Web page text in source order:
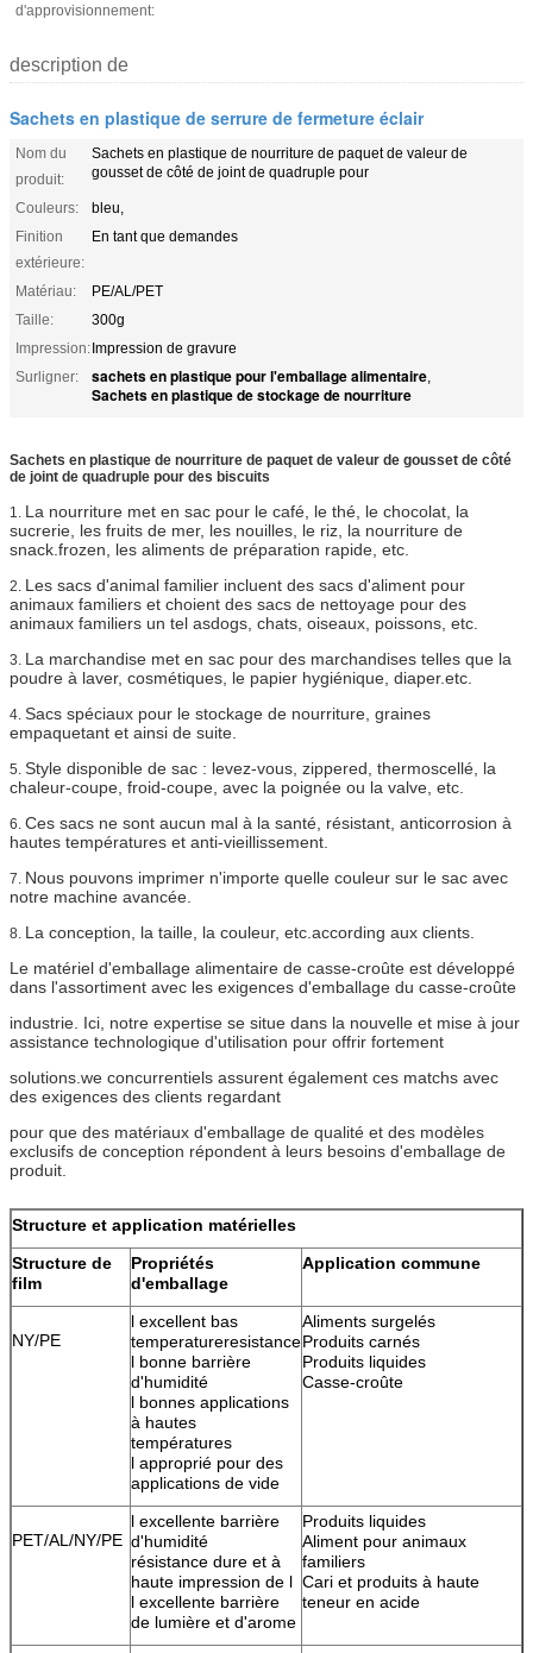
d'approvisionnement:
description de
Sachets en plastique de serrure de fermeture éclair
Nom du
produit:
Sachets en plastique de nourriture de paquet de valeur de
gousset de côté de joint de quadruple pour
Couleurs:
bleu,
Finition
extérieure:
En tant que demandes
Matériau:
PE/AL/PET
Taille:
300g
Impression:Impression de gravure
Surligner:
sachets en plastique pour l'emballage alimentaire,
Sachets en plastique de stockage de nourriture
Sachets en plastique de nourriture de paquet de valeur de gousset de côté
de joint de quadruple pour des biscuits
1. La nourriture met en sac pour le café, le thé, le chocolat, la
sucrerie, les fruits de mer, les nouilles, le riz, la nourriture de
snack.frozen, les aliments de préparation rapide, etc.
2. Les sacs d'animal familier incluent des sacs d'aliment pour
animaux familiers et choient des sacs de nettoyage pour des
animaux familiers un tel asdogs, chats, oiseaux, poissons, etc.
3. La marchandise met en sac pour des marchandises telles que la
poudre à laver, cosmétiques, le papier hygiénique, diaper.etc.
4. Sacs spéciaux pour le stockage de nourriture, graines
empaquetant et ainsi de suite.
5. Style disponible de sac : levez-vous, zippered, thermoscellé, la
chaleur-coupe, froid-coupe, avec la poignée ou la valve, etc.
6. Ces sacs ne sont aucun mal à la santé, résistant, anticorrosion à
hautes températures et anti-vieillissement.
7. Nous pouvons imprimer n'importe quelle couleur sur le sac avec
notre machine avancée.
8. La conception, la taille, la couleur, etc.according aux clients.
Le matériel d'emballage alimentaire de casse-croûte est développé
dans l'assortiment avec les exigences d'emballage du casse-croûte
industrie. Ici, notre expertise se situe dans la nouvelle et mise à jour
assistance technologique d'utilisation pour offrir fortement
solutions.we concurrentiels assurent également ces matchs avec
des exigences des clients regardant
pour que des matériaux d'emballage de qualité et des modèles
exclusifs de conception répondent à leurs besoins d'emballage de
produit.
Structure et application matérielles
Structure de
film
Propriétés
d'emballage
Application commune
NY/PE
l excellent bas
temperatureresistance
l bonne barrière
d'humidité
l bonnes applications
à hautes
températures
l approprié pour des
applications de vide
Aliments surgelés
Produits carnés
Produits liquides
Casse-croûte
PET/AL/NY/PE
l excellente barrière
d'humidité
résistance dure et à
haute impression de l
l excellente barrière
de lumière et d'arome
Produits liquides
Aliment pour animaux
familiers
Cari et produits à haute
teneur en acide